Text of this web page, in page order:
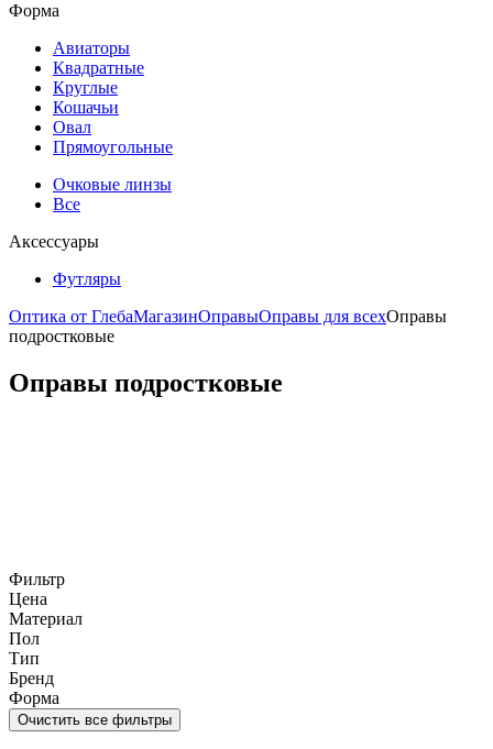
Форма
Авиаторы
Квадратные
Круглые
Кошачьи
Овал
Прямоугольные
Очковые линзы
Все
Аксессуары
Футляры
Оптика от ГлебаМагазинОправыОправы для всехОправы
подростковые
Оправы подростковые
Фильтр
Цена
Материал
Пол
Тип
Бренд
Форма
Очистить все фильтры